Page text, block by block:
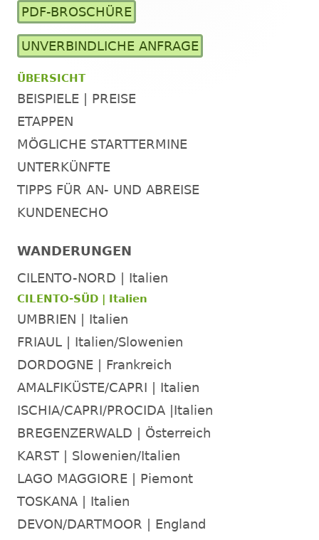
Seitenleiste
PDF-BROSCHÜRE
UNVERBINDLICHE ANFRAGE
ÜBERSICHT
BEISPIELE | PREISE
ETAPPEN
MÖGLICHE STARTTERMINE
UNTERKÜNFTE
TIPPS FÜR AN- UND ABREISE
KUNDENECHO
WANDERUNGEN
CILENTO-NORD | Italien
CILENTO-SÜD | Italien
UMBRIEN | Italien
FRIAUL | Italien/Slowenien
DORDOGNE | Frankreich
AMALFIKÜSTE/CAPRI | Italien
ISCHIA/CAPRI/PROCIDA |Italien
BREGENZERWALD | Österreich
KARST | Slowenien/Italien
LAGO MAGGIORE | Piemont
TOSKANA | Italien
DEVON/DARTMOOR | England